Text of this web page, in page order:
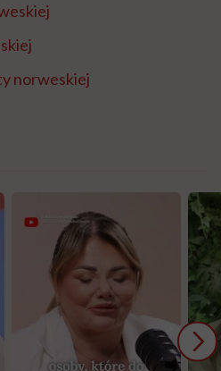
norweskiej